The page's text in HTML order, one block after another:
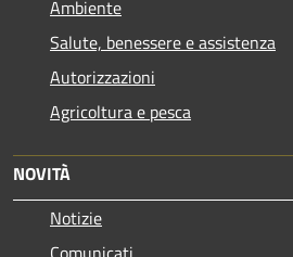
Ambiente
Salute, benessere e assistenza
Autorizzazioni
Agricoltura e pesca
NOVITÀ
Notizie